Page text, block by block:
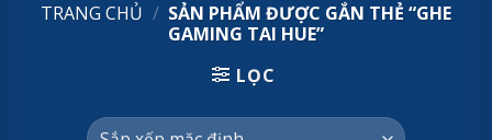
TRANG CHỦ / SẢN PHẨM ĐƯỢC GẮN THẺ “GHE
GAMING TAI HUE”
LỌC